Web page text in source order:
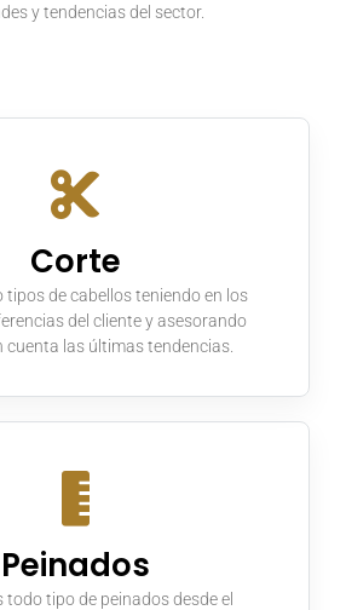
y tendencias del sector.
Corte
tipos de cabellos teniendo en los
del cliente y asesorando
cuenta las últimas tendencias.
Peinados
todo tipo de peinados desde el